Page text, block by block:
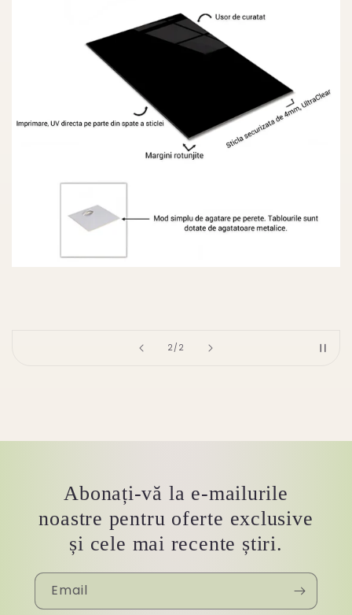
2 /of
2
Abonați-vă la e-mailurile
noastre pentru oferte exclusive
și cele mai recente știri.
Email